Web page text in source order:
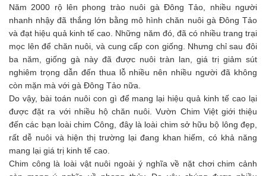
Năm 2000 rộ lên phong trào nuôi gà Đông Tảo, nhiều người
nhanh nhậy đã thắng lớn bằng mô hình chăn nuôi gà Đông Tảo
và đạt hiệu quả kinh tế cao. Những năm đó, đã có nhiều trang trại
mọc lên để chăn nuôi, và cung cấp con giống. Nhưng chỉ sau đôi
ba năm, giống gà này đã được nuôi tràn lan, giá trị giảm sút
nghiêm trọng dẫn đến thua lỗ nhiều nên nhiều người đã không
còn mặn mà với gà Đông Tảo nữa.
Do vậy, bài toán nuôi con gì để mang lại hiệu quả kinh tế cao lại
được đặt ra với nhiều hộ chăn nuôi. Vườn Chim Việt giới thiệu
đến các bạn loài chim Công, đây là loài chim sở hữu bộ lông đẹp,
rất dễ nuôi và hiện thị trường lại đang khan hiếm, có khả năng
mang lại giá trị kinh tế cao.
Chim công là loài vật nuôi ngoài ý nghĩa về nặt chơi chim cảnh